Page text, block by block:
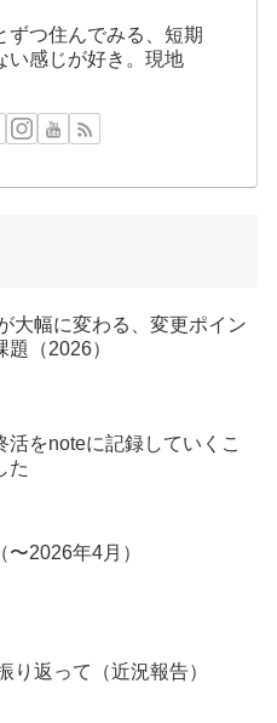
ずつ住んでみる、短期
い感じが好き。現地
大幅に変わる、変更ポイン
題（2026）
活をnoteに記録していくこ
た
〜2026年4月）
り返って（近況報告）